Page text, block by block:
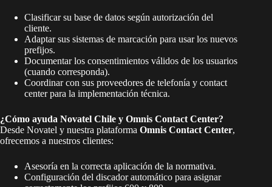
Clasificar su base de datos según autorización del
cliente.
Adaptar sus sistemas de marcación para usar los nuevos
prefijos.
Documentar los consentimientos válidos de los usuarios
(cuando corresponda).
Coordinar con sus proveedores de telefonía y contact
center para la implementación técnica.
¿Cómo ayuda Novatel Chile y Omnis Contact Center?
Desde Novatel y nuestra plataforma Omnis Contact Center,
ofrecemos a nuestros clientes:
Asesoría en la correcta aplicación de la normativa.
Configuración del discador automático para asignar